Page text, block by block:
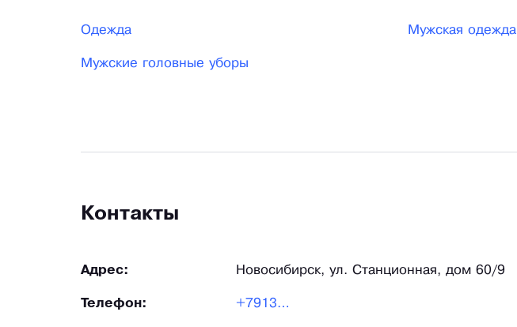
Одежда Мужская одежда
Мужские головные уборы
Контакты
Адрес: Новосибирск, ул. Станционная, дом 60/9
Телефон: +79139878873